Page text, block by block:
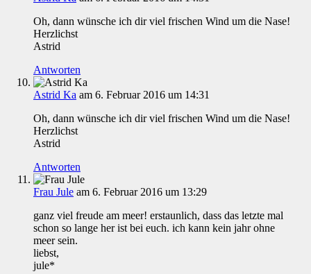
Oh, dann wünsche ich dir viel frischen Wind um die Nase!
Herzlichst
Astrid
Antworten
Astrid Ka am 6. Februar 2016 um 14:31
Oh, dann wünsche ich dir viel frischen Wind um die Nase!
Herzlichst
Astrid
Antworten
Frau Jule am 6. Februar 2016 um 13:29
ganz viel freude am meer! erstaunlich, dass das letzte mal
schon so lange her ist bei euch. ich kann kein jahr ohne
meer sein.
liebst,
jule*